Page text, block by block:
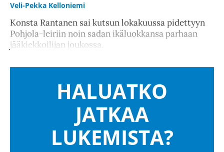
Veli-Pekka Kelloniemi
Konsta Rantanen sai kutsun lokakuussa pidettyyn
Pohjola-leiriin noin sadan ikäluokkansa parhaan
jääkiekkoilijan joukossa.
HALUATKO
JATKAA
LUKEMISTA?